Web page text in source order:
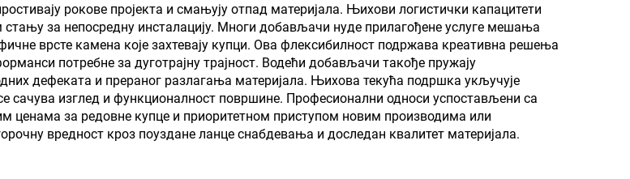
рокове пројекта и смањују отпад материјала. Њихови логистички капацитети
стању за непосредну инсталацију. Многи добављачи нуде прилагођене услуге мешања
врсте камена које захтевају купци. Ова флексибилност подржава креативна решења
потребне за дуготрајну трајност. Водећи добављачи такође пружају
дефеката и прераног разлагања материјала. Њихова текућа подршка укључује
сачува изглед и функционалност површине. Професионални односи успостављени са
ценама за редовне купце и приоритетном приступом новим производима или
вредност кроз поуздане ланце снабдевања и доследан квалитет материјала.